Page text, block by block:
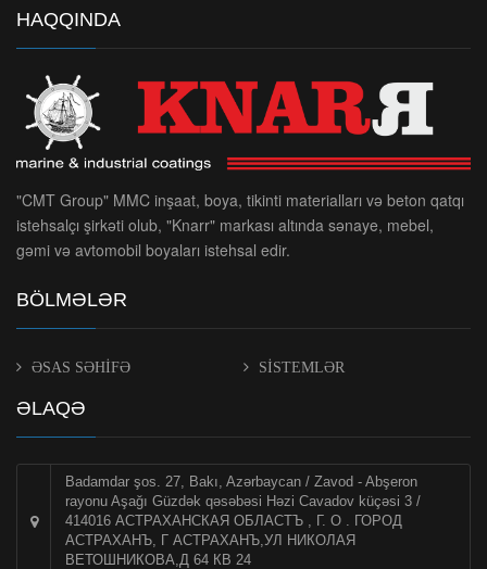
HAQQINDA
"CMT Group" MMC inşaat, boya, tikinti materialları və beton qatqı
istehsalçı şirkəti olub, "Knarr" markası altında sənaye, mebel,
gəmi və avtomobil boyaları istehsal edir.
BÖLMƏLƏR
ƏSAS SƏHİFƏ SİSTEMLƏR
ƏLAQƏ
Badamdar şos. 27, Bakı, Azərbaycan / Zavod - Abşeron
rayonu Aşağı Güzdək qəsəbəsi Həzi Cavadov küçəsi 3 /
414016 АСТРАХАНСКАЯ ОБЛАСТЪ , Г. О . ГОРОД
АСТРАХАНЪ, Г АСТРАХАНЪ,УЛ НИКОЛАЯ
ВЕТОШНИКОВА,Д 64 КВ 24